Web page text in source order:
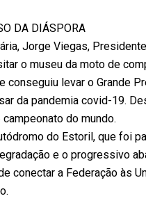
DA DIÁSPORA
Jorge Viegas,
o museu da moto de
conseguiu levar o Grande
da pandemia covid-19.
do mundo.
do Estoril, que foi
e o progressivo
conectar a Federação às